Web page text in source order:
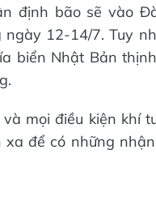
định bão sẽ vào
12-14/7. Tuy
biển Nhật Bản
mọi điều kiện khí
để có những